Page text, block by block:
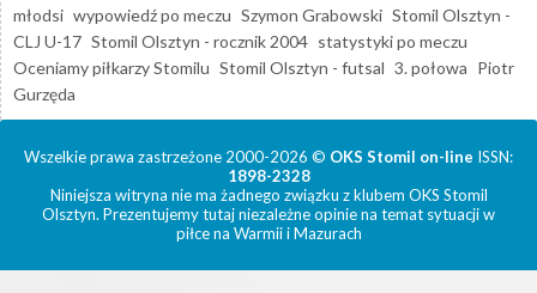
młodsi wypowiedź po meczu Szymon Grabowski Stomil Olsztyn -
CLJ U-17 Stomil Olsztyn - rocznik 2004 statystyki po meczu
Oceniamy piłkarzy Stomilu Stomil Olsztyn - futsal 3. połowa Piotr
Gurzęda
Wszelkie prawa zastrzeżone 2000-2026 © OKS Stomil on-line ISSN:
1898-2328
Niniejsza witryna nie ma żadnego związku z klubem OKS Stomil
Olsztyn. Prezentujemy tutaj niezależne opinie na temat sytuacji w
piłce na Warmii i Mazurach